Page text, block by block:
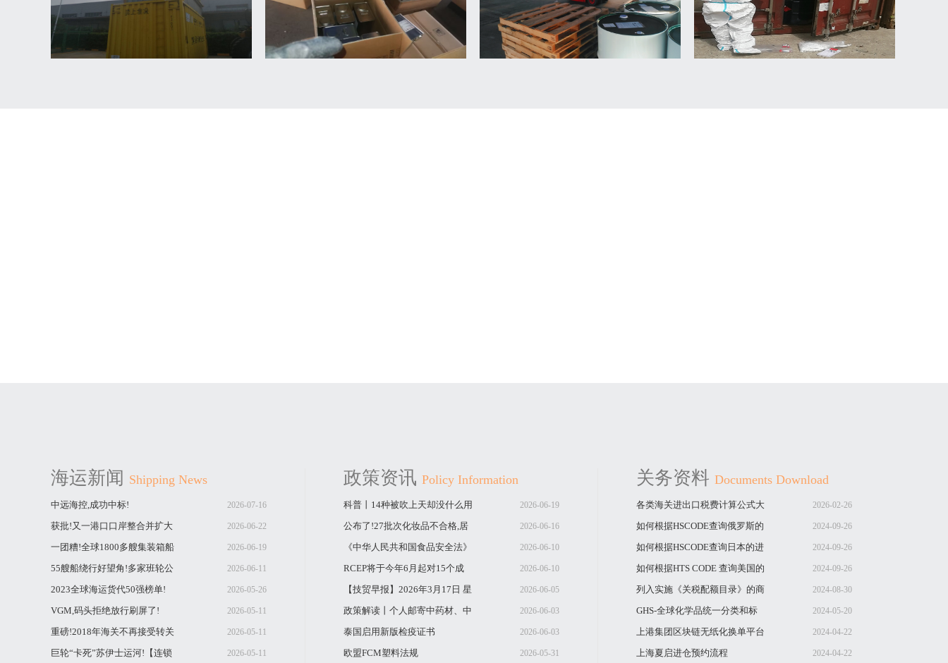
海运新闻 Shipping News
2026-07-16
中远海控,成功中标!
2026-06-22
获批!又一港口口岸整合并扩大
开放
2026-06-19
一团糟!全球1800多艘集装箱船
陷入拥堵!船司
2026-06-11
55艘船绕行好望角!多家班轮公
司宣布涨价,“
2026-05-26
2023全球海运货代50强榜单!
2026-05-11
VGM,码头拒绝放行刷屏了!
2026-05-11
重磅!2018年海关不再接受转关
运输,4种情况
2026-05-11
巨轮“卡死”苏伊士运河!【连锁
政策资讯 Policy Information
2026-06-19
科普丨14种被吹上天却没什么用
的食物!
2026-06-16
公布了!27批次化妆品不合格,居
然有…
2026-06-10
《中华人民共和国食品安全法》
知识竞赛在北
2026-06-10
RCEP将于今年6月起对15个成
员国全面生效
2026-06-05
【技贸早报】2026年3月17日 星
期二
2026-06-03
政策解读丨个人邮寄中药材、中
成药出境
2026-06-03
泰国启用新版检疫证书
2026-05-31
欧盟FCM塑料法规
关务资料 Documents Download
2026-02-26
各类海关进出口税费计算公式大
全
2024-09-26
如何根据HSCODE查询俄罗斯的
进口税率
2024-09-26
如何根据HSCODE查询日本的进
口税率
2024-09-26
如何根据HTS CODE 查询美国的
进口税率
2024-08-30
列入实施《关税配额目录》的商
品，进口时由
2024-05-20
GHS-全球化学品统一分类和标
签制度(全球统
2024-04-22
上港集团区块链无纸化换单平台
操作手册v1.0
2024-04-22
上海夏启进仓预约流程